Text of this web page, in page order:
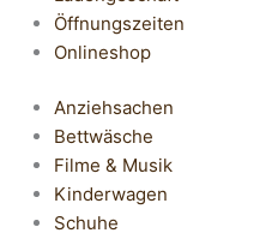
Öffnungszeiten
Onlineshop
Anziehsachen
Bettwäsche
Filme & Musik
Kinderwagen
Schuhe